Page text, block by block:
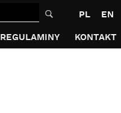
PL
EN
REGULAMINY KONTAKT